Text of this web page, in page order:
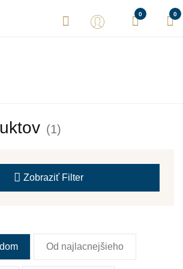
0 0
(1)
Zobraziť Filter
Od najlacnejšieho